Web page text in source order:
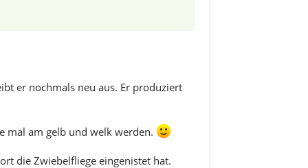
er nochmals neu aus. Er produziert
mal am gelb und welk werden.
die Zwiebelfliege eingenistet hat.